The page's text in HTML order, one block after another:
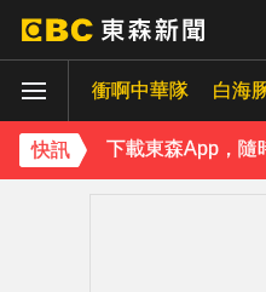
衝啊中華隊 白海
快訊
下載東森App，隨